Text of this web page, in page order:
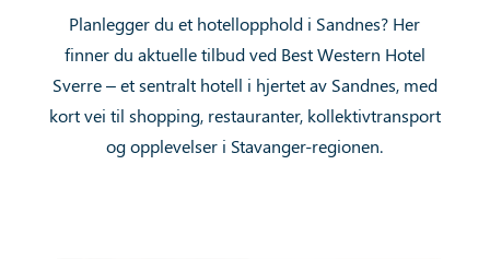
Planlegger du et hotellopphold i Sandnes? Her
finner du aktuelle tilbud ved Best Western Hotel
Sverre – et sentralt hotell i hjertet av Sandnes, med
kort vei til shopping, restauranter, kollektivtransport
og opplevelser i Stavanger-regionen.